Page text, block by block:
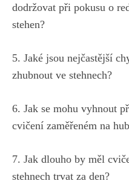
dodržovat při pokusu o
stehen?
5. Jaké⁢ jsou⁣ nejčastější
‌zhubnout ve stehnech?
6. Jak se mohu ⁤vyhnout
cvičení zaměřeném na
7. Jak ‌dlouho by měl
stehnech trvat ‍za den?